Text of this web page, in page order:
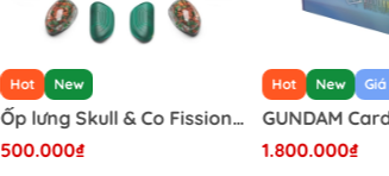
Hot New
Ốp lưng Skull & Co FissionGrip cho Nintendo Switch 2 phiên bản Splatoon Raiders
500.000₫
Hot New
1.800.000₫